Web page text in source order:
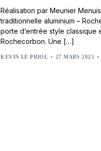
Réalisation par Meunier
traditionnelle aluminium –
porte d’entrée style classique
Rochecorbon. Une […]
KEVIN LE PRIOL 27 MARS 2025